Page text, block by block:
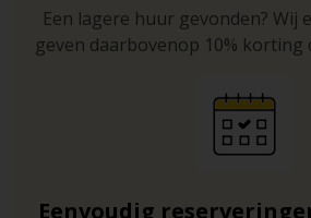
Een lagere huur gevonden? Wij
geven daarbovenop 10% korting
Eenvoudig